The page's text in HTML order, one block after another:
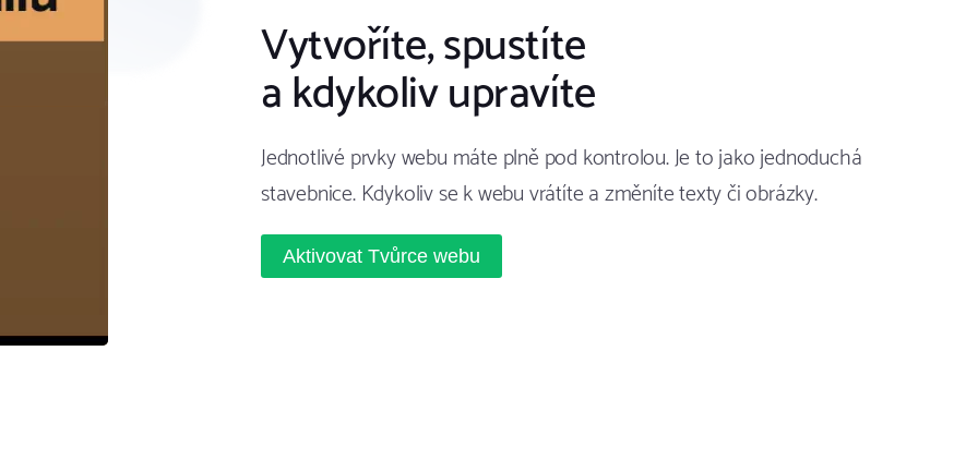
Vytvoříte, spustíte
a kdykoliv upravíte
Jednotlivé prvky webu máte plně pod kontrolou. Je to jako jednoduchá
stavebnice. Kdykoliv se k webu vrátíte a změníte texty či obrázky.
Aktivovat Tvůrce webu